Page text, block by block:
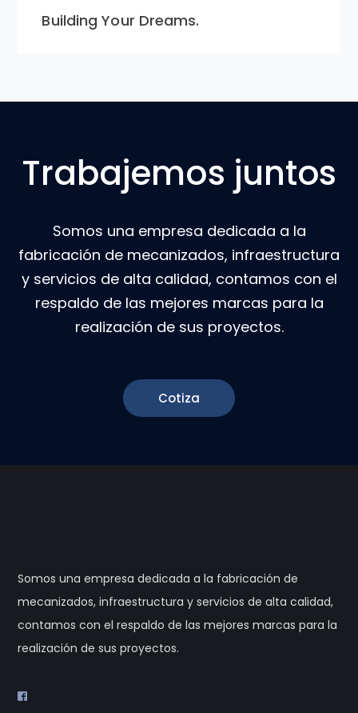
Building Your Dreams.
Trabajemos juntos
Somos una empresa dedicada a la
fabricación de mecanizados, infraestructura
y servicios de alta calidad, contamos con el
respaldo de las mejores marcas para la
realización de sus proyectos.
Cotiza
Somos una empresa dedicada a la fabricación de
mecanizados, infraestructura y servicios de alta calidad,
contamos con el respaldo de las mejores marcas para la
realización de sus proyectos.